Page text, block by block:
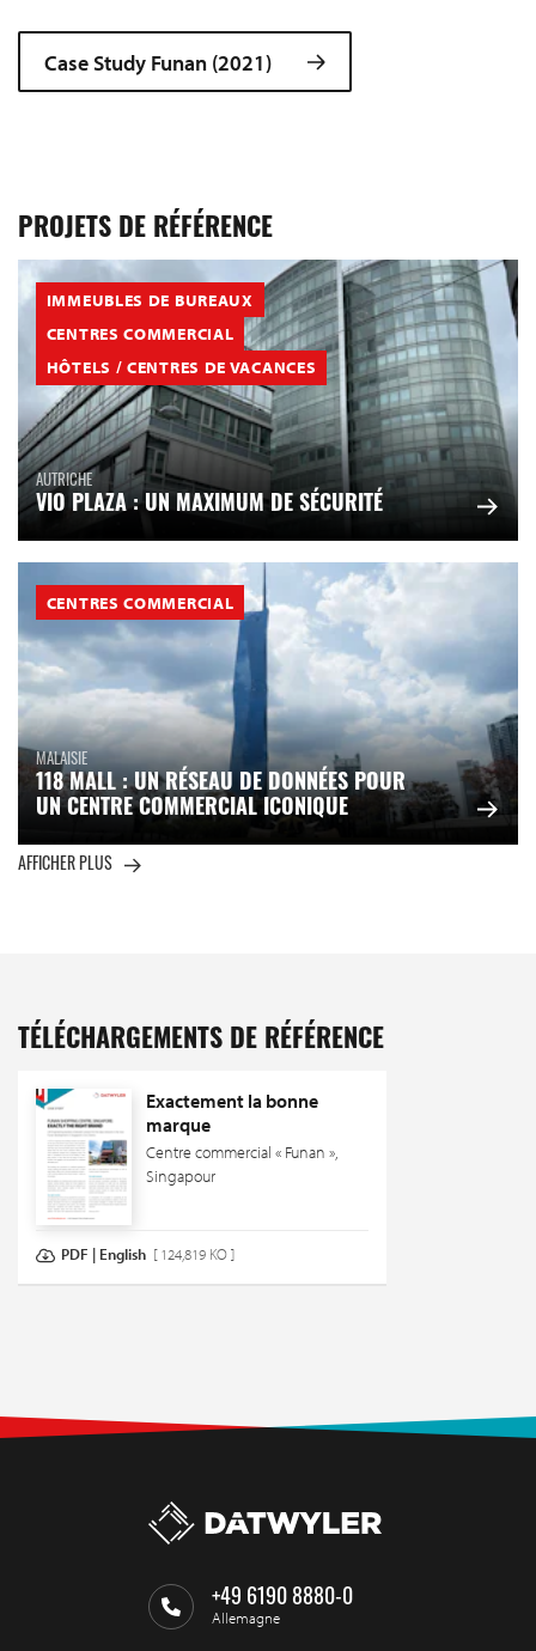
Case Study Funan (2021)
PROJETS DE RÉFÉRENCE
IMMEUBLES DE BUREAUX
CENTRES COMMERCIAL
HÔTELS / CENTRES DE VACANCES
AUTRICHE
VIO PLAZA : UN MAXIMUM DE SÉCURITÉ
CENTRES COMMERCIAL
MALAISIE
118 MALL : UN RÉSEAU DE DONNÉES POUR
UN CENTRE COMMERCIAL ICONIQUE
AFFICHER PLUS
TÉLÉCHARGEMENTS DE RÉFÉRENCE
Exactement la bonne
marque
Centre commercial « Funan »,
Singapour
PDF | English [ 124,819 KO ]
+49 6190 8880-0
Allemagne